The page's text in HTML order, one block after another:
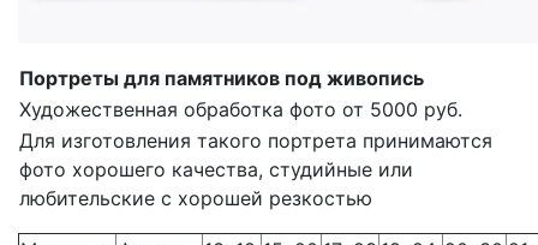
Портреты для памятников под живопись
Художественная обработка фото от 5000 руб.
Для изготовления такого портрета принимаются
фото хорошего качества, студийные или
любительские с хорошей резкостью